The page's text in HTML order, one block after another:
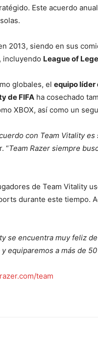
Este acuerdo
2013, siendo en sus
incluyendo League of
globales, el equipo líder
de FIFA ha cosechado
XBOX, así como un
con Team Vitality
“Team Razer siempre
de Team Vitality
durante este tiempo.
se encuentra muy feliz
equiparemos a más de
team